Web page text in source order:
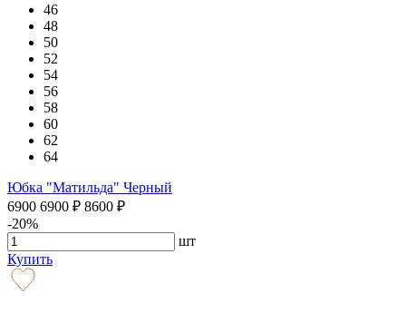
46
48
50
52
54
56
58
60
62
64
Юбка "Матильда" Черный
6900 6900 ₽ 8600 ₽
-20%
шт
Купить